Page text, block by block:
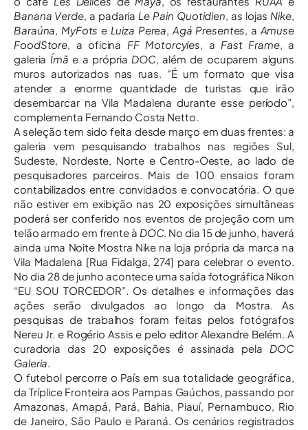
Banana Verde, a padaria Le Pain Quotidien, as lojas Nike,
Baraúna, MyFots e Luiza Perea, Agá Presentes, a Amuse
FoodStore, a oficina FF Motorcyles, a Fast Frame, a
galeria Ímã e a própria DOC, além de ocuparem alguns
muros autorizados nas ruas. “É um formato que visa
atender a enorme quantidade de turistas que irão
desembarcar na Vila Madalena durante esse período”,
complementa Fernando Costa Netto.
A seleção tem sido feita desde março em duas frentes: a
galeria vem pesquisando trabalhos nas regiões Sul,
Sudeste, Nordeste, Norte e Centro-Oeste, ao lado de
pesquisadores parceiros. Mais de 100 ensaios foram
contabilizados entre convidados e convocatória. O que
não estiver em exibição nas 20 exposições simultâneas
poderá ser conferido nos eventos de projeção com um
telão armado em frente à DOC. No dia 15 de junho, haverá
ainda uma Noite Mostra Nike na loja própria da marca na
Vila Madalena [Rua Fidalga, 274] para celebrar o evento.
No dia 28 de junho acontece uma saída fotográfica Nikon
“EU SOU TORCEDOR”. Os detalhes e informações das
ações serão divulgados ao longo da Mostra. As
pesquisas de trabalhos foram feitas pelos fotógrafos
Nereu Jr. e Rogério Assis e pelo editor Alexandre Belém. A
curadoria das 20 exposições é assinada pela DOC
Galeria.
O futebol percorre o País em sua totalidade geográfica,
da Tríplice Fronteira aos Pampas Gaúchos, passando por
Amazonas, Amapá, Pará, Bahia, Piauí, Pernambuco, Rio
de Janeiro, São Paulo e Paraná. Os cenários registrados